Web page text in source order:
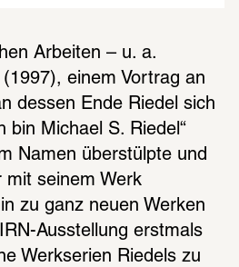
Arbeiten – u. a.
(1997), einem Vortrag an
dessen Ende Riedel sich
bin Michael S. Riedel“
Namen überstülpte und
mit seinem Werk
zu ganz neuen Werken
Ausstellung erstmals
Werkserien Riedels zu